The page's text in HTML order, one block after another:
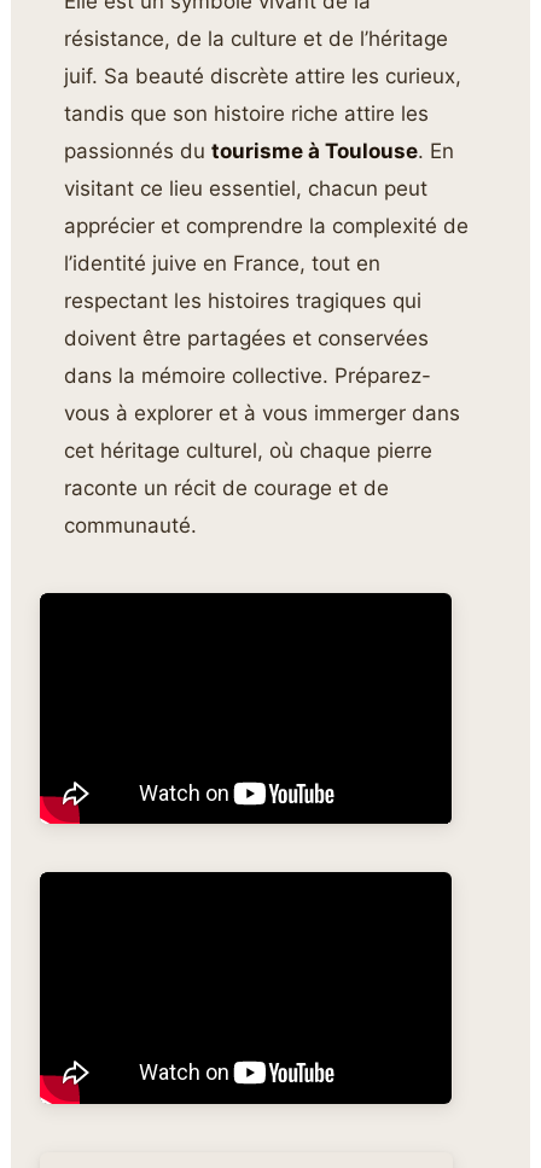
résistance, de la culture et de l’héritage
juif. Sa beauté discrète attire les curieux,
tandis que son histoire riche attire les
passionnés dutourisme à Toulouse. En
visitant ce lieu essentiel, chacun peut
apprécier et comprendre la complexité de
l’identité juive en France, tout en
respectant les histoires tragiques qui
doivent être partagées et conservées
dans la mémoire collective. Préparez-
vous à explorer et à vous immerger dans
cet héritage culturel, où chaque pierre
raconte un récit de courage et de
communauté.